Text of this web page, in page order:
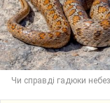
Чи справді гадюки